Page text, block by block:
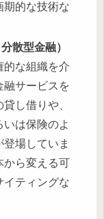
期的な技術な
散型金融）
的な組織を介
融サービスを
し借りや、
は保険のよ
場していま
から変える可
イティングな